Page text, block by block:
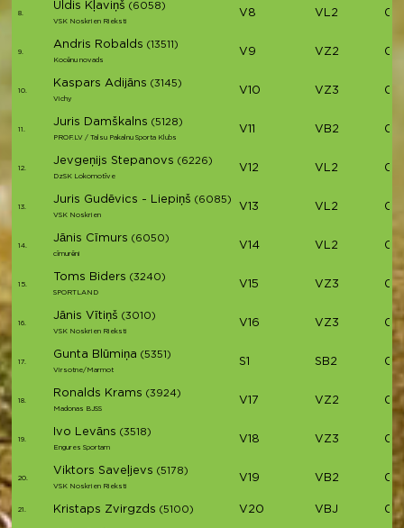
8.
Uldis Kļaviņš (6058)
VSK Noskrien Rieksti
V8 VL2
9.
Andris Robalds (13511)
Kocēnu novads
V9 VZ2
10.
Kaspars Adijāns (3145)
Vichy
V10 VZ3
11.
Juris Damškalns (5128)
PROF.LV / Talsu Pakalnu Sporta Klubs
V11 VB2
12.
Jevgeņijs Stepanovs (6226)
DzSK Lokomotīve
V12 VL2
13.
Juris Gudēvics - Liepiņš (6085)
VSK Noskrien
V13 VL2
14.
Jānis Cīmurs (6050)
cīmurēni
V14 VL2
15.
Toms Biders (3240)
SPORTLAND
V15 VZ3
16.
Jānis Vītiņš (3010)
VSK Noskrien Rieksti
V16 VZ3
17.
Gunta Blūmiņa (5351)
Virsotne/Marmot
S1 SB2
18.
Ronalds Krams (3924)
Madonas BJSS
V17 VZ2
19.
Ivo Levāns (3518)
Engures Sportam
V18 VZ3
20.
Viktors Saveļjevs (5178)
VSK Noskrien Rieksti
V19 VB2
21. Kristaps Zvirgzds (5100) V20 VBJ